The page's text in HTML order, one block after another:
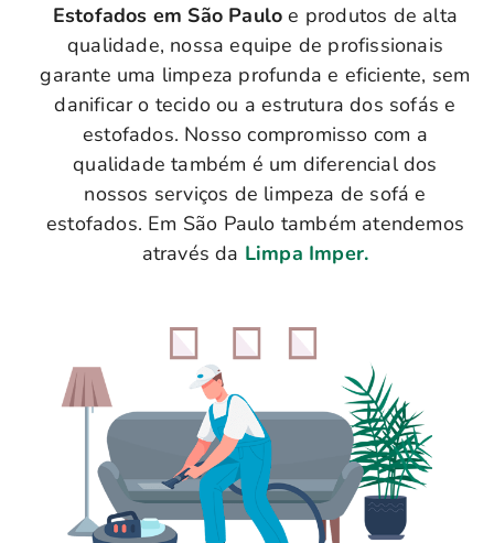
Estofados em São Paulo e produtos de alta
qualidade, nossa equipe de profissionais
garante uma limpeza profunda e eficiente, sem
danificar o tecido ou a estrutura dos sofás e
estofados. Nosso compromisso com a
qualidade também é um diferencial dos
nossos serviços de limpeza de sofá e
estofados. Em São Paulo também atendemos
através da Limpa Imper.